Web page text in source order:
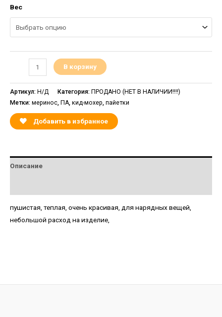
Вес
В корзину
Артикул: Н/Д Категория: ПРОДАНО (НЕТ В НАЛИЧИИ!!!!)
Метки: меринос ПА кид-мохер пайетки
Добавить в избранное
Описание
пушистая, теплая, очень красивая, для нарядных вещей,
небольшой расход на изделие,